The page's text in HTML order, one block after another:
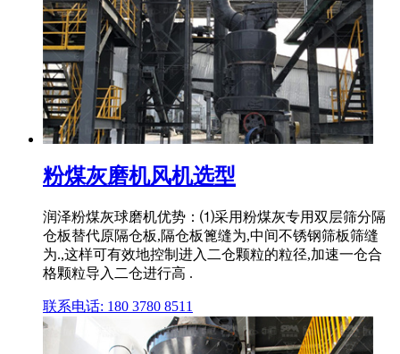
粉煤灰磨机风机选型
润泽粉煤灰球磨机优势：⑴采用粉煤灰专用双层筛分隔
仓板替代原隔仓板,隔仓板篦缝为,中间不锈钢筛板筛缝
为.,这样可有效地控制进入二仓颗粒的粒径,加速一仓合
格颗粒导入二仓进行高 .
联系电话: 180 3780 8511